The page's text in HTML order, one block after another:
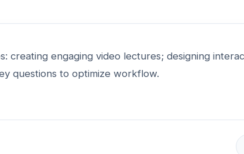
creating engaging video lectures; designing
questions to optimize workflow.